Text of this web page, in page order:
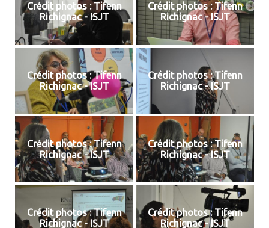
Crédit photos : Tifenn
Richignac - ISJT
Crédit photos : Tifenn
Richignac - ISJT
Crédit photos : Tifenn
Richignac - ISJT
Crédit photos : Tifenn
Richignac - ISJT
Crédit photos : Tifenn
Richignac - ISJT
Crédit photos : Tifenn
Richignac - ISJT
Crédit photos : Tifenn
Richignac - ISJT
Crédit photos : Tifenn
Richignac - ISJT